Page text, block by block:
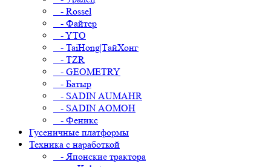
- Rossel
- Файтер
- YTO
- TaiHong|ТайХонг
- TZR
- GEOMETRY
- Батыр
- SADIN AUMAHR
- SADIN AOMOH
- Феникс
Гусеничные платформы
Техника с наработкой
- Японские трактора